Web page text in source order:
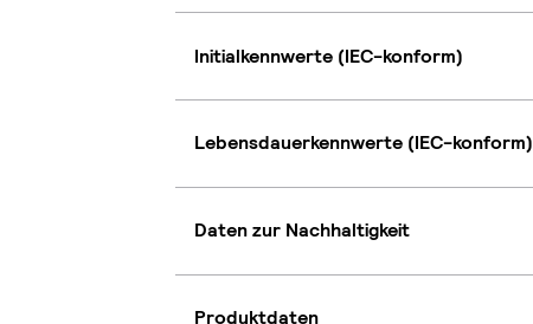
Initialkennwerte (IEC-konform)
Lebensdauerkennwerte (IEC-konform)
Daten zur Nachhaltigkeit
Produktdaten